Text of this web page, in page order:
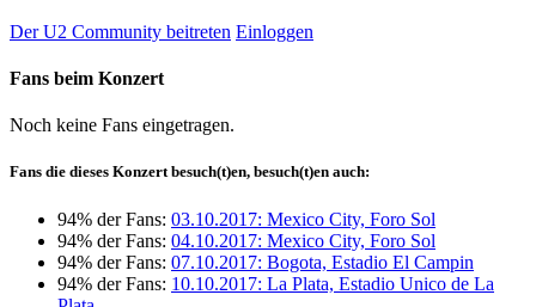
Der U2 Community beitreten Einloggen
Fans beim Konzert
Noch keine Fans eingetragen.
Fans die dieses Konzert besuch(t)en, besuch(t)en auch:
94% der Fans: 03.10.2017: Mexico City, Foro Sol
94% der Fans: 04.10.2017: Mexico City, Foro Sol
94% der Fans: 07.10.2017: Bogota, Estadio El Campin
94% der Fans: 10.10.2017: La Plata, Estadio Unico de La